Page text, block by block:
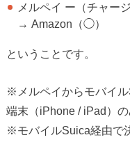
メルペイ ー（チャー
→ Amazon（◯）
ということです。
※メルペイからモバイ
端末（iPhone / iPad）の
※モバイルSuica経由で